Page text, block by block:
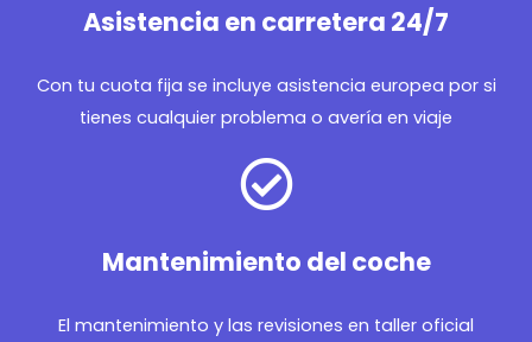
Asistencia en carretera 24/7
Con tu cuota fija se incluye asistencia europea por si
tienes cualquier problema o avería en viaje
Mantenimiento del coche
El mantenimiento y las revisiones en taller oficial